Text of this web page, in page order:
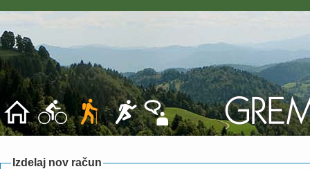
Izdelaj nov račun